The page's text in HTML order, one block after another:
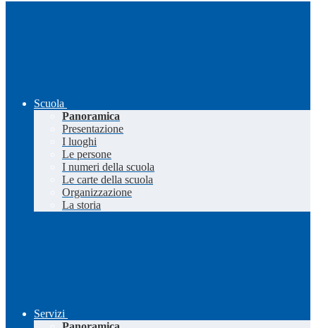
Scuola
Panoramica
Presentazione
I luoghi
Le persone
I numeri della scuola
Le carte della scuola
Organizzazione
La storia
Servizi